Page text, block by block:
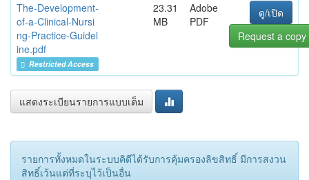
The-Development-
of-a-Clinical-Nursi
ng-Practice-Guidel
ine.pdf
Restricted Access
23.31
MB
Adobe
PDF
ดู/เปิด
Request a copy
แสดงระเบียนรายการแบบเต็ม
รายการทั้งหมดในระบบคิดีได้รับการคุ้มครองลิขสิทธิ์ มีการสงวน
สิทธิ์เว้นแต่ที่ระบุไว้เป็นอื่น